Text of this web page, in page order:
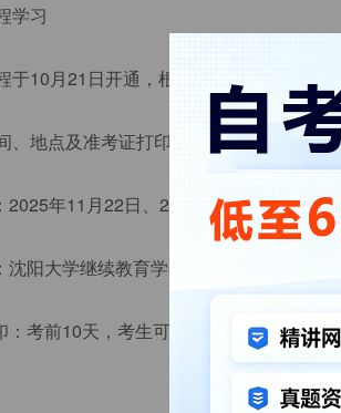
学习
于10月21日开通，根据《学士学位课程
、地点及准考证打印
2025年11月22日、23日（具体考试时间
阳大学继续教育学院机房
：考前10天，考生可登录沈阳大学继续教